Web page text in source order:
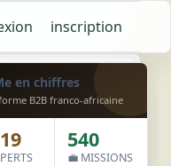
inscription
Wall
en chiffres
B2B franco-africaine
540
💼 MISSIONS